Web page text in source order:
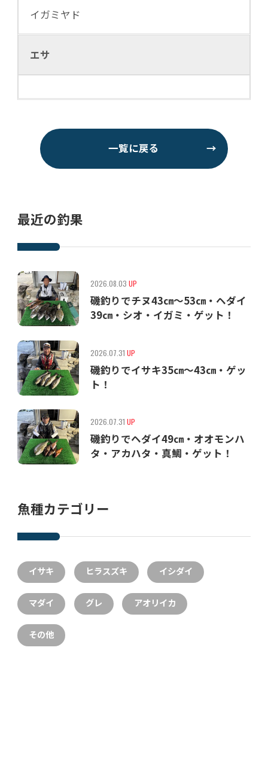
イガミヤド
エサ
一覧に戻る →
最近の釣果
2026.08.03 UP
磯釣りでチヌ43㎝〜53㎝・ヘダイ
39㎝・シオ・イガミ・ゲット！
2026.07.31 UP
磯釣りでイサキ35㎝〜43㎝・ゲッ
ト！
2026.07.31 UP
磯釣りでヘダイ49㎝・オオモンハ
タ・アカハタ・真鯛・ゲット！
魚種カテゴリー
イサキ ヒラスズキ イシダイ
マダイ グレ アオリイカ
その他